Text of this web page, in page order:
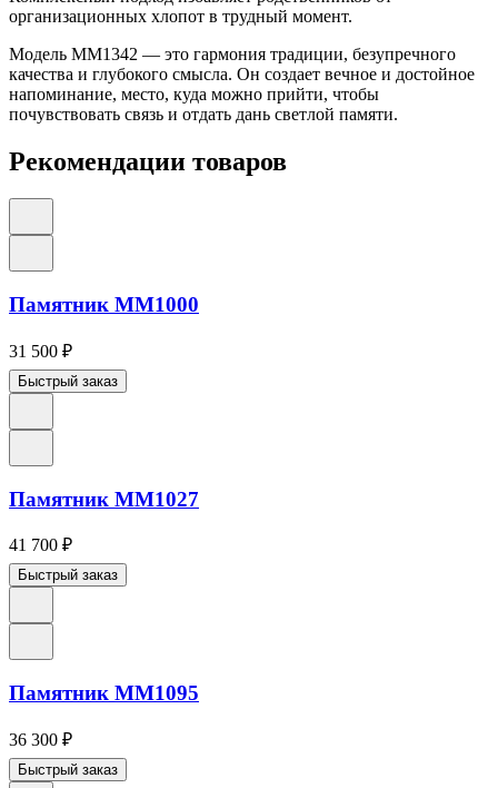
организационных хлопот в трудный момент.
Модель ММ1342 — это гармония традиции, безупречного
качества и глубокого смысла. Он создает вечное и достойное
напоминание, место, куда можно прийти, чтобы
почувствовать связь и отдать дань светлой памяти.
Рекомендации товаров
Памятник ММ1000
31 500 ₽
Быстрый заказ
Памятник ММ1027
41 700 ₽
Быстрый заказ
Памятник ММ1095
36 300 ₽
Быстрый заказ